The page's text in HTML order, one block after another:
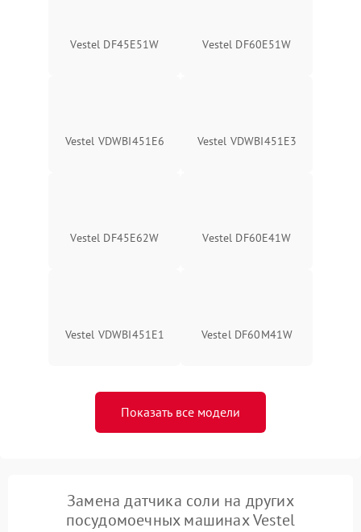
Vestel DF45E51W Vestel DF60E51W
Vestel VDWBI451E6 Vestel VDWBI451E3
Vestel DF45E62W Vestel DF60E41W
Vestel VDWBI451E1 Vestel DF60M41W
Показать все модели
Замена датчика соли на других
посудомоечных машинах Vestel